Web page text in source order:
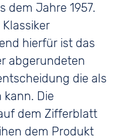
dem Jahre 1957.
hierfür ist das
abgerundeten
die als
Die
dem Zifferblatt
dem Produkt